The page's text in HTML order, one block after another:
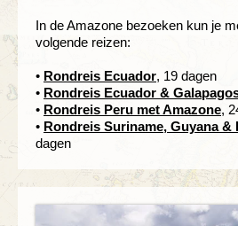
In de Amazone bezoeken kun je
volgende reizen:
• Rondreis Ecuador, 19 dagen
• Rondreis Ecuador &
• Rondreis Peru met Amazone,
• Rondreis Suriname, Guyana &
dagen